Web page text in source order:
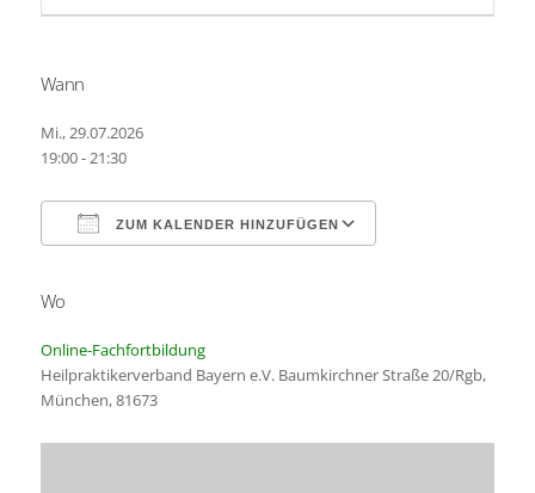
Wann
Mi., 29.07.2026
19:00 - 21:30
ZUM KALENDER HINZUFÜGEN
Wo
Online-Fachfortbildung
Heilpraktikerverband Bayern e.V. Baumkirchner Straße 20/Rgb,
München, 81673